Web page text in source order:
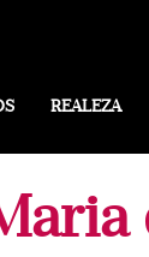
REALEZA